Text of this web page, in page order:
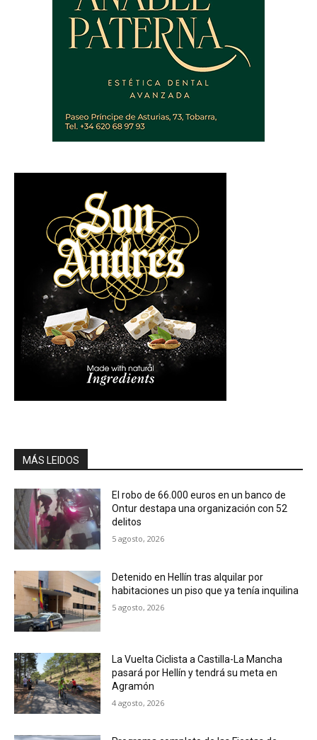
MÁS LEIDOS
El robo de 66.000 euros en un banco de
Ontur destapa una organización con 52
delitos
5 agosto, 2026
Detenido en Hellín tras alquilar por
habitaciones un piso que ya tenía inquilina
5 agosto, 2026
La Vuelta Ciclista a Castilla-La Mancha
pasará por Hellín y tendrá su meta en
Agramón
4 agosto, 2026